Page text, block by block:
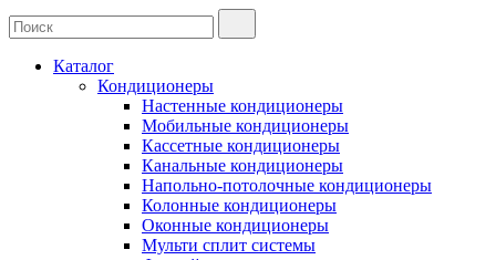
Каталог
Кондиционеры
Настенные кондиционеры
Мобильные кондиционеры
Кассетные кондиционеры
Канальные кондиционеры
Напольно-потолочные кондиционеры
Колонные кондиционеры
Оконные кондиционеры
Мульти сплит системы